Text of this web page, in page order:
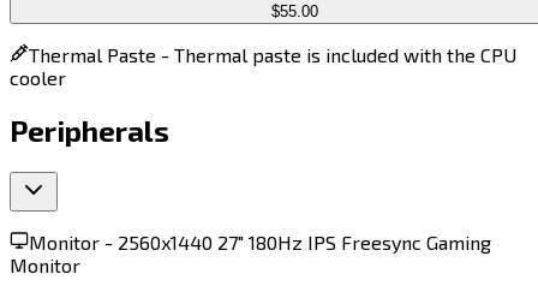
$55.00
Thermal Paste - Thermal paste is included with the CPU
cooler
Peripherals
Monitor - 2560x1440 27" 180Hz IPS Freesync Gaming
Monitor​​​​‌ ‍ ​‍​‍‌‍ ‌ ​‍‌‍‍‌‌‍‌ ‌‍‍‌‌‍ ‍​‍​‍​ ‍‍​‍​‍‌ ​ ‌‍​‌‌‍ ‍‌‍‍‌‌ ‌​‌ ‍‌​‍ ‍‌‍‍‌‌‍ ​‍​‍​‍ ​​‍​‍‌‍‍​‌ ​‍‌‍‌‌‌‍‌‍​‍​‍​ ‍‍​‍​‍​‍ ‌‍​‌‌‍‌​‌‍ ‌‌‍‍‌‌‍ ‍​‍ ‌‍‍‌‌‍ ‍‌ ‌​‌‍‌‌‌‍ ‍‌ ‌​​‍ ‌‍‌‌‌‍‌​‌‍‍‌‌ ‌​​‍ ‌‍ ‌‌‍ ‌‍‌​‌‍‌‌​ ‌‌ ​​‌ ​‍‌‍‌‌‌ ​ ‌‍‌‌‌‍ ‍‌ ‌​‌‍​‌‌ ‌​‌‍‍‌‌‍ ‌‍ ‍​ ‍ ‌‍‍‌‌‍‌​​ ‌​ ​‍​ ‍‌‌‍‌‍​ ​‍​ ​‍​ ‍​‌‍‌​‌‍‌‍​‍ ‌​ ‌​​ ‍‌‌‍‌‌​ ​​​‍ ‌​ ‌​‌‍‌‍​ ​‍‌‍‌‍​‍ ‌​ ‍​​ ‌​​ ‌‌​ ‌​​‍ ‌‌‍‌‌​ ‌​​ ‌‍​ ​‌‌‍​ ​ ‍‌​ ‌‍​ ​ ​ ​‌​ ‍​​ ‌​​ ‌‌​ ‍ ‌ ‌​‌ ‍‌‌ ​​‌‍‌‌​ ‌‌‍ ‌‌‍ ‌‍ ‍‌‍‍‌‌ ‌​‌‍ ‌ ​‍​ ‍ ‌ ​​‌‍​‌‌ ‌​‌‍‍​​ ‌‌‍ ‍‌‍​‌‌‍ ‌‌‍‌‌​ ‌‍​‍‌‍​‌‌ ​ ‌‍‌‌‌‌‌‌‌ ​‍‌‍ ​​ ‌​‍‌‌​ ​‍‌​‌‍‌‍​‌‌‍‌​‌‍ ‌‌‍‍‌‌‍ ‍​‍‌‍‌‍‍‌‌‍‌​​ ‌​ ​‍​ ‍‌‌‍‌‍​ ​‍​ ​‍​ ‍​‌‍‌​‌‍‌‍​‍ ‌​ ‌​​ ‍‌‌‍‌‌​ ​​​‍ ‌​ ‌​‌‍‌‍​ ​‍‌‍‌‍​‍ ‌​ ‍​​ ‌​​ ‌‌​ ‌​​‍ ‌‌‍‌‌​ ‌​​ ‌‍​ ​‌‌‍​ ​ ‍‌​ ‌‍​ ​ ​ ​‌​ ‍​​ ‌​​ ‌‌​‍‌‍‌ ‌​‌ ‍‌‌ ​​‌‍‌‌​ ‌‌‍ ‌‌‍ ‌‍ ‍‌‍‍‌‌ ‌​‌‍ ‌ ​‍​‍‌‍‌ ​​‌‍​‌‌ ‌​‌‍‍​​ ‌‌‍ ‍‌‍​‌‌‍ ‌‌‍‌‌​‍‌‍‌ ​​‌‍‌‌‌ ​‍‌ ​ ‌ ​​‌‍‌‌‌‍​ ‌ ‌​‌‍‍‌‌ ‌‍‌‍‌‌​ ‌‌ ​​‌ ‌‌‌‍​‍‌‍ ​‌‍‍‌‌ ​ ‌‍‍​‌‍‌‌‌‍‌​​‍​‍‌ ‌